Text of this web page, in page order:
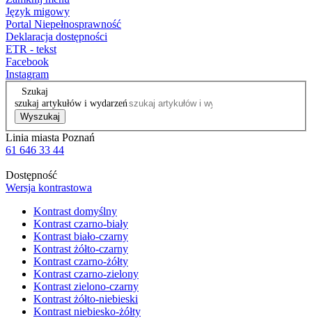
Język migowy
Portal Niepełnosprawność
Deklaracja dostępności
ETR - tekst
Facebook
Instagram
Szukaj
szukaj artykułów i wydarzeń
Wyszukaj
Linia miasta Poznań
61 646 33 44
Dostępność
Wersja kontrastowa
Kontrast domyślny
Kontrast czarno-biały
Kontrast biało-czarny
Kontrast żółto-czarny
Kontrast czarno-żółty
Kontrast czarno-zielony
Kontrast zielono-czarny
Kontrast żółto-niebieski
Kontrast niebiesko-żółty